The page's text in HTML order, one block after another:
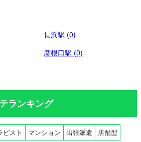
長浜駅 (0)
彦根口駅 (0)
ランキング
ピスト マンション 出張派遣 店舗型